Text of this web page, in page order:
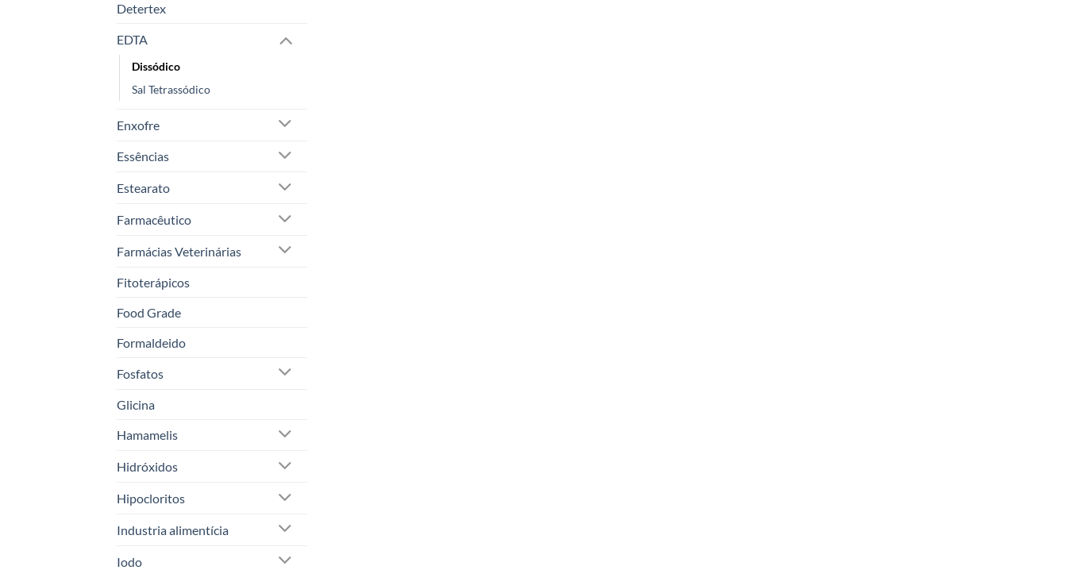
Detertex
EDTA
Dissódico
Sal Tetrassódico
Enxofre
Essências
Estearato
Farmacêutico
Farmácias Veterinárias
Fitoterápicos
Food Grade
Formaldeido
Fosfatos
Glicina
Hamamelis
Hidróxidos
Hipocloritos
Industria alimentícia
Iodo